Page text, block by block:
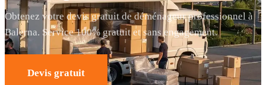
Obtenez votre devis gratuit de déménageur professionnel à
Balerna. Service 100% gratuit et sans engagement.
Devis gratuit